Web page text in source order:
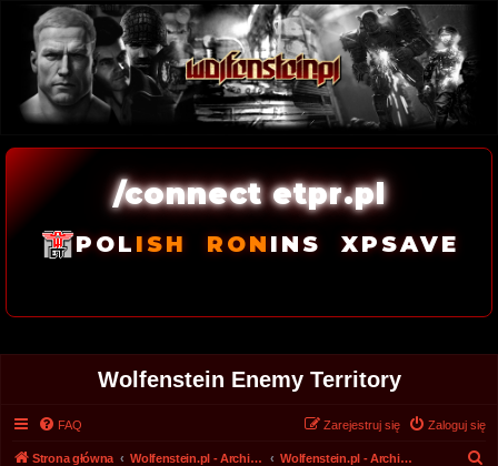
/connect etpr.pl
POL ISH RONINS XPSAVE
Wolfenstein Enemy Territory
FAQ Zaloguj się
Zarejestruj się
Strona główna Wolfenstein.pl - Archiwum forum 2008 - 2017 Wolfenstein.pl - Archiwum